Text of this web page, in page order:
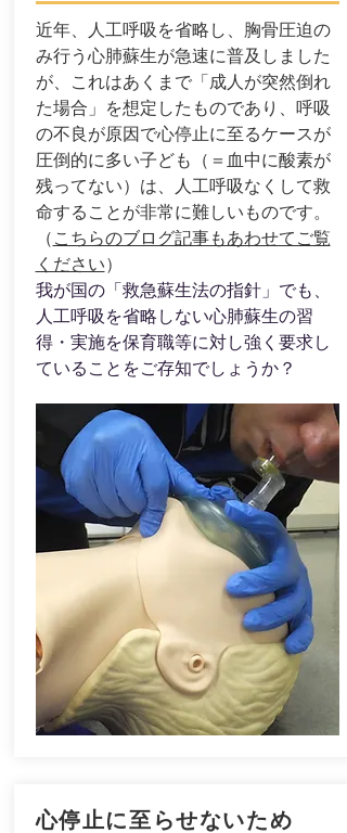
近年、人工呼吸を省略し、胸骨圧迫の
み行う心肺蘇生が急速に普及しました
が、これはあくまで「成人が突然倒れ
た場合」を想定したものであり、呼吸
の不良が原因で心停止に至るケースが
圧倒的に多い子ども（＝血中に酸素が
残ってない）は、人工呼吸なくして救
命することが非常に難しいものです。
（ こちらのブログ記事もあわせてご覧
ください）
我が国の「救急蘇生法の指針」でも、
人工呼吸を省略しない心肺蘇生の習
得・実施を保育職等に対し強く要求し
ていることをご存知でしょうか？
心停止に至らせないため